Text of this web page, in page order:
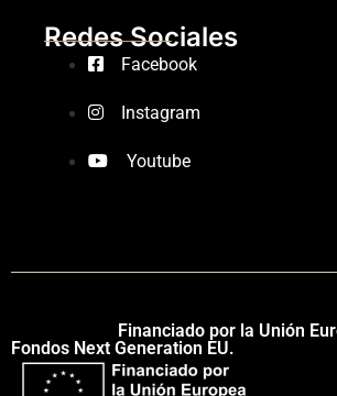
Redes Sociales
Facebook
Instagram
Youtube
Financiado por la Unión
Fondos Next Generation EU.